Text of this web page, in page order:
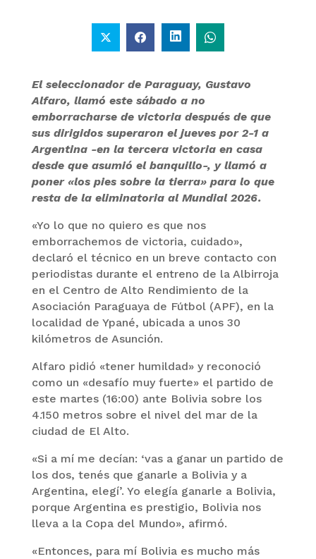
El seleccionador de Paraguay, Gustavo
Alfaro, llamó este sábado a no
emborracharse de victoria después de que
sus dirigidos superaron el jueves por 2-1 a
Argentina -en la tercera victoria en casa
desde que asumió el banquillo-, y llamó a
poner «los pies sobre la tierra» para lo que
resta de la eliminatoria al Mundial 2026.
«Yo lo que no quiero es que nos
emborrachemos de victoria, cuidado»,
declaró el técnico en un breve contacto con
periodistas durante el entreno de la Albirroja
en el Centro de Alto Rendimiento de la
Asociación Paraguaya de Fútbol (APF), en la
localidad de Ypané, ubicada a unos 30
kilómetros de Asunción.
Alfaro pidió «tener humildad» y reconoció
como un «desafío muy fuerte» el partido de
este martes (16:00) ante Bolivia sobre los
4.150 metros sobre el nivel del mar de la
ciudad de El Alto.
«Si a mí me decían: ‘vas a ganar un partido de
los dos, tenés que ganarle a Bolivia y a
Argentina, elegí’. Yo elegía ganarle a Bolivia,
porque Argentina es prestigio, Bolivia nos
lleva a la Copa del Mundo», afirmó.
«Entonces, para mí Bolivia es mucho más